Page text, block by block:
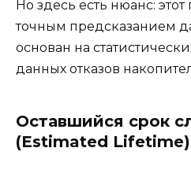
Но здесь есть нюанс:
точным предсказанием
основан на
данных отказов
Оставшийся срок
(Estimated Lifetime)